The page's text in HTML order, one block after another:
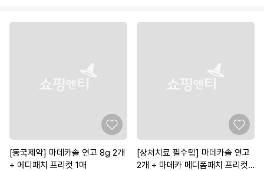
[동국제약] 마데카솔 연고 8g 2개
+ 메디패치 프리컷 1매
[상처치료 필수템] 마데카솔 연고
2개 + 마데카 메디폼패치 프리컷